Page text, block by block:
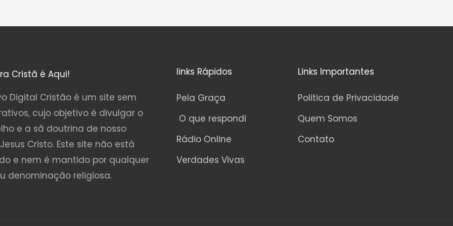
Cristã é Aqui!
Digital Cristão é um site sem
cujo objetivo é divulgar o
e a sã doutrina de nosso
Cristo. Este site não está
e nem é mantido por qualquer
denominação religiosa.
links Rápidos
Pela Graça
O que respondi
Rádio Online
Verdades Vivas
Links Importantes
Politica de Privacidade
Quem Somos
Contato